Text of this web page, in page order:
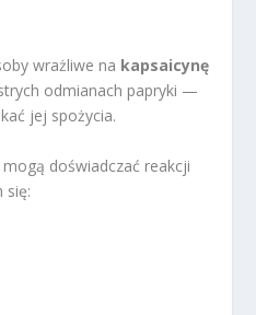
wrażliwe na kapsaicynę
odmianach papryki —
jej spożycia.
doświadczać reakcji
się: